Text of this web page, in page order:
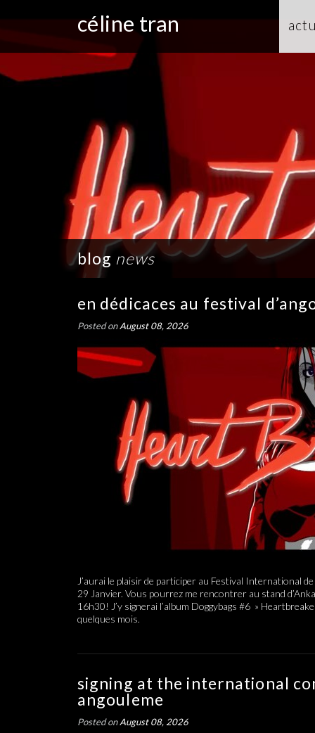
céline tran
blog news
en dédicaces au festival
Posted onAugust 08, 2026
J’aurai le plaisir de participer au Festival International
29 Janvier. Vous pourrez me rencontrer au stand
16h30! J’y signerai l’album Doggybags #6 »
quelques mois.
signing at the international
angouleme
Posted onAugust 08, 2026